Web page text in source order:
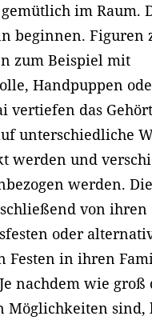
im Raum.
beginnen. Figuren
zum Beispiel mit
Handpuppen
vertiefen das
unterschiedliche
werden und
werden.
von ihren
oder
Festen in ihren
nachdem wie groß
Möglichkeiten sind,